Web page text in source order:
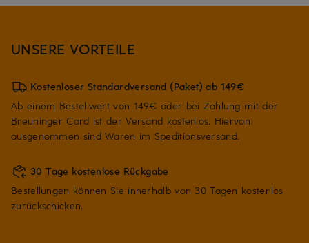
UNSERE VORTEILE
Kostenloser Standardversand (Paket) ab 149€
Ab einem Bestellwert von 149€ oder bei Zahlung mit der
Breuninger Card ist der Versand kostenlos. Hiervon
ausgenommen sind Waren im Speditionsversand.
30 Tage kostenlose Rückgabe
Bestellungen können Sie innerhalb von 30 Tagen kostenlos
zurückschicken.